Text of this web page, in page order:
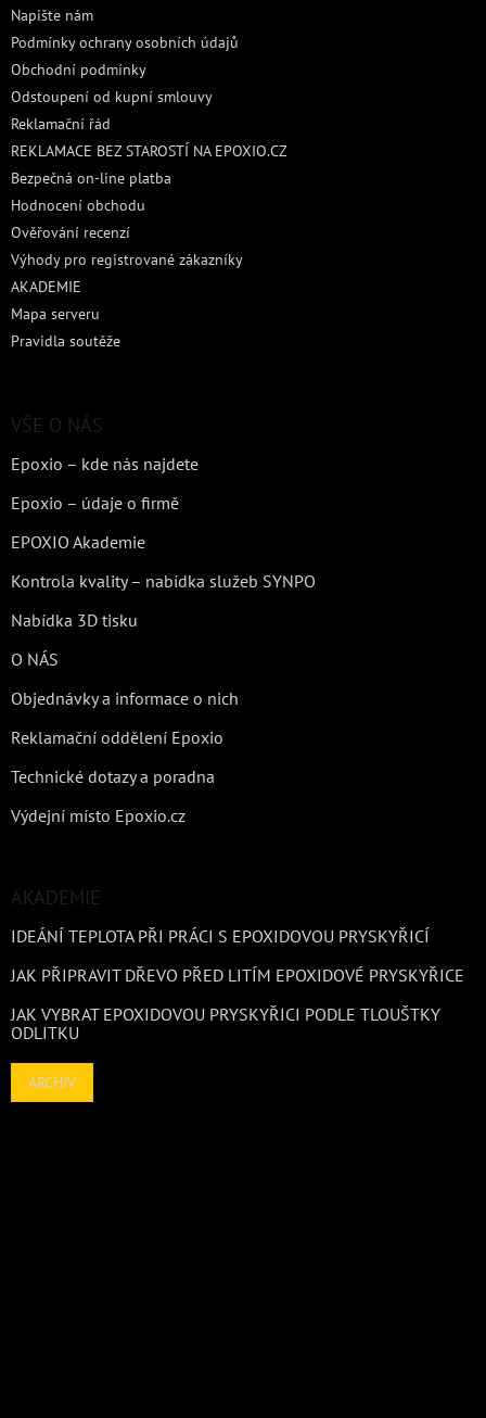
Napište nám
Podmínky ochrany osobních údajů
Obchodní podmínky
Odstoupení od kupní smlouvy
Reklamační řád
REKLAMACE BEZ STAROSTÍ NA EPOXIO.CZ
Bezpečná on-line platba
Hodnocení obchodu
Ověřování recenzí
Výhody pro registrované zákazníky
AKADEMIE
Mapa serveru
Pravidla soutěže
VŠE O NÁS
Epoxio – kde nás najdete
Epoxio – údaje o firmě
EPOXIO Akademie
Kontrola kvality – nabídka služeb SYNPO
Nabídka 3D tisku
O NÁS
Objednávky a informace o nich
Reklamační oddělení Epoxio
Technické dotazy a poradna
Výdejní místo Epoxio.cz
AKADEMIE
IDEÁNÍ TEPLOTA PŘI PRÁCI S EPOXIDOVOU PRYSKYŘICÍ
JAK PŘIPRAVIT DŘEVO PŘED LITÍM EPOXIDOVÉ PRYSKYŘICE
JAK VYBRAT EPOXIDOVOU PRYSKYŘICI PODLE TLOUŠTKY
ODLITKU
ARCHIV